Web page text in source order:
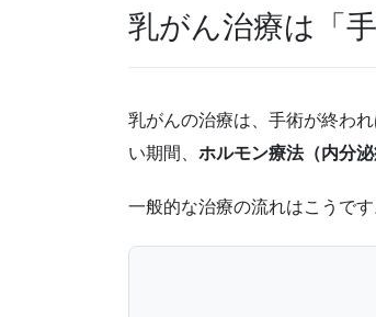
乳がん治療は「
乳がんの治療は、手術が終わ
い期間、 ホルモン療法（内分泌
一般的な治療の流れはこうです